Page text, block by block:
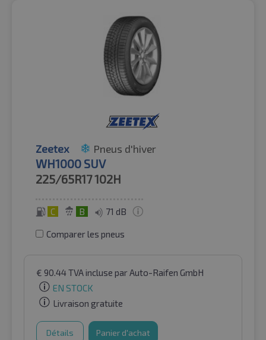
Zeetex Pneus d'hiver
WH1000 SUV
225/65R17102H
C B 71 dB
Comparer les pneus
€ 90.44TVA incluse par Auto-Raifen GmbH
EN STOCK
Livraison gratuite
Détails Panier d'achat